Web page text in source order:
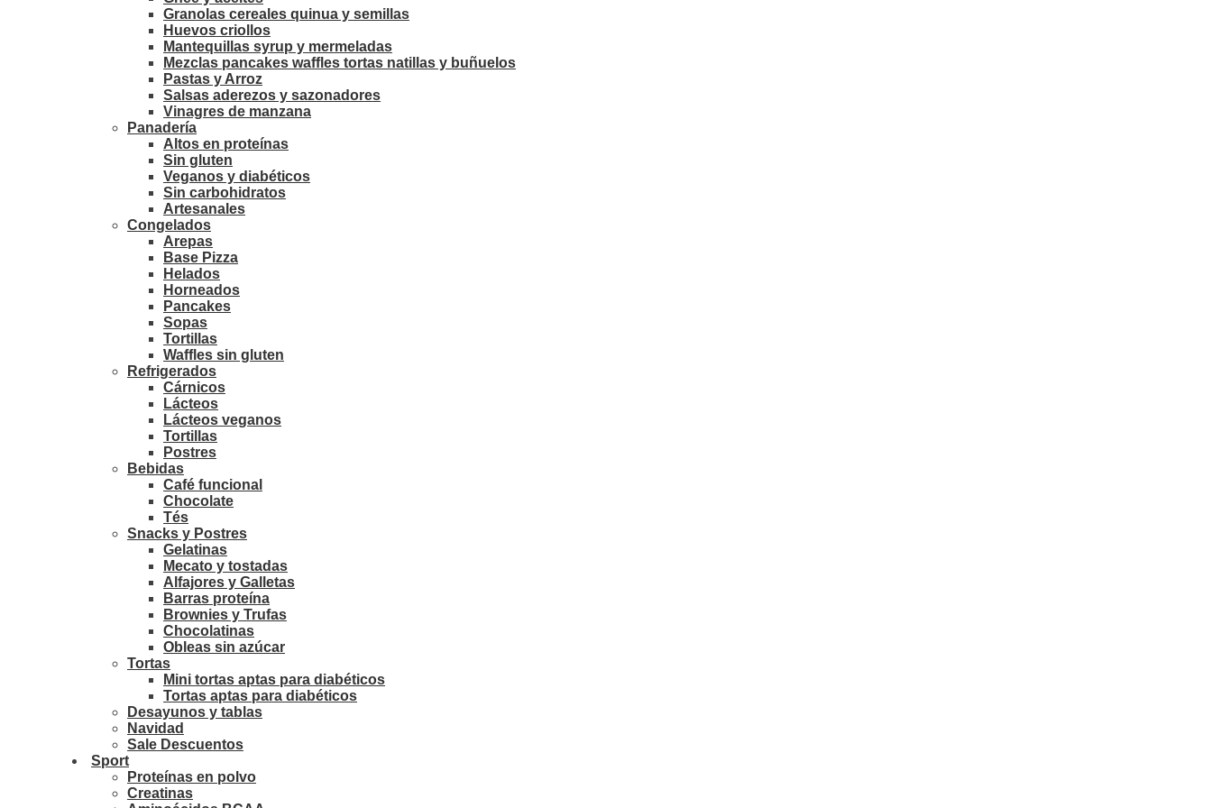
Granolas cereales quinua y semillas
Huevos criollos
Mantequillas syrup y mermeladas
Mezclas pancakes waffles tortas natillas y buñuelos
Pastas y Arroz
Salsas aderezos y sazonadores
Vinagres de manzana
Panadería
Altos en proteínas
Sin gluten
Veganos y diabéticos
Sin carbohidratos
Artesanales
Congelados
Arepas
Base Pizza
Helados
Horneados
Pancakes
Sopas
Tortillas
Waffles sin gluten
Refrigerados
Cárnicos
Lácteos
Lácteos veganos
Tortillas
Postres
Bebidas
Café funcional
Chocolate
Tés
Snacks y Postres
Gelatinas
Mecato y tostadas
Alfajores y Galletas
Barras proteína
Brownies y Trufas
Chocolatinas
Obleas sin azúcar
Tortas
Mini tortas aptas para diabéticos
Tortas aptas para diabéticos
Desayunos y tablas
Navidad
Sale Descuentos
Sport
Proteínas en polvo
Creatinas